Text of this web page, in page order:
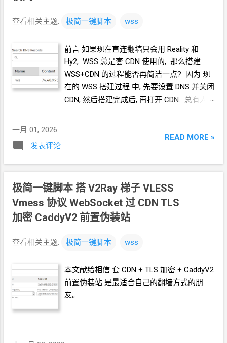
查看相关主题: 极简一键脚本 wss
前言 如果现在直连翻墙只会用 Reality 和
Hy2, WSS 总是套 CDN 使用的, 那么搭建
WSS+CDN 的过程能否再简洁一点? 因为 现
在的 WSS 搭建过程 中, 先要设置 DNS 并关闭
CDN, 然后搭建完成后, 再打开 CDN. 总有人
的时候就可以把 CDN
行一个 HTTP 服务, 工作在 80 端口. 实践 购
https://blog.icdyct.nyc.mn/2022/03/namesilo
-domain-1-usd.html ) 域名托管至
CloudFlare 略 (参考
https://blog.icdyct.nyc.mn/2022/03/namesilo
置 CDN 打开状态的
式执行, 跳过域名解析 IP
的校验检测, 直接生
成配置文件 bash <(curl -L
https://github.com/crazypeace/v2ray_wss/r
一月 01, 2026
发表评论
READ MORE »
极简一键脚本 搭 V2Ray 梯子 VLESS
Vmess 协议 WebSocket 过 CDN TLS
加密 CaddyV2 前置伪装站
查看相关主题: 极简一键脚本 wss
本文献给相信 套 CDN + TLS 加密 + CaddyV2
前置伪装站 是最适合自己的翻墙方式的朋
友。